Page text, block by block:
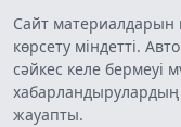
Сайт материалдарын
көрсету міндетті.
сәйкес келе бермеуі
жауапты.